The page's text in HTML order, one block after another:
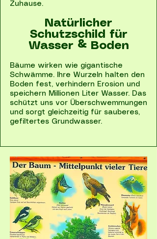
Zuhause.
Natürlicher
Schutzschild für
Wasser & Boden
Bäume wirken wie gigantische
Schwämme. Ihre Wurzeln halten den
Boden fest, verhindern Erosion und
speichern Millionen Liter Wasser. Das
schützt uns vor Überschwemmungen
und sorgt gleichzeitig für sauberes,
gefiltertes Grundwasser.